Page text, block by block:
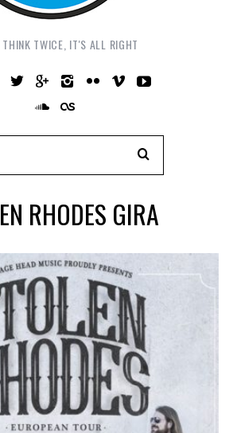
TWICE, IT'S ALL RIGHT
RHODES GIRA